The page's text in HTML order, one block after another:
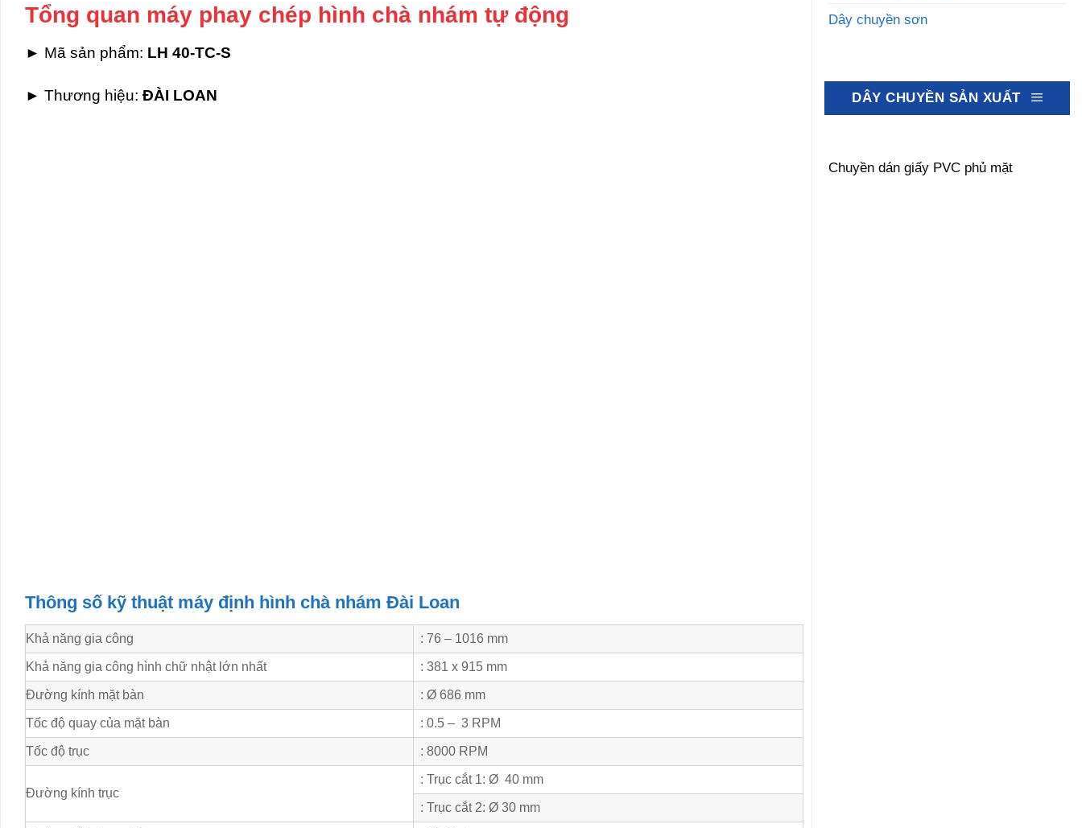
Tổng quan máy phay chép hình chà nhám tự động
► Mã sản phẩm: LH 40-TC-S
► Thương hiệu: ĐÀI LOAN
Thông số kỹ thuật máy định hình chà nhám Đài Loan
Khả năng gia công : 76 – 1016 mm
Khả năng gia công hình chữ nhật lớn nhất : 381 x 915 mm
Đường kính mặt bàn : Ø 686 mm
Tốc độ quay của mặt bàn : 0.5 – 3 RPM
Tốc độ trục : 8000 RPM
Đường kính trục
: Trục cắt 1: Ø 40 mm
: Trục cắt 2: Ø 30 mm
Dây chuyền sơn
DÂY CHUYỀN SẢN XUẤT
Chuyền dán giấy PVC phủ mặt